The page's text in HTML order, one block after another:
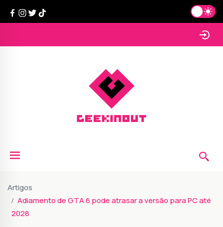
Artigos
Adiamento de GTA 6 pode atrasar a versão para PC até
2028